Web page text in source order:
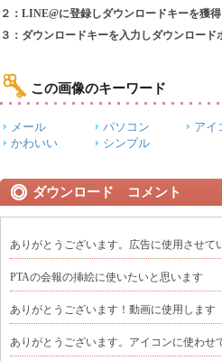
２：LINE@に登録しダウンロードキーを獲得
３：ダウンロードキーを入力しダウンロード
この画像のキーワード
メール パソコン アイ
かわいい
シンプル
ダウンロード コメント
ありがとうございます。広告に使用させて
PTAの会報の挿絵に使いたいと思います
ありがとうございます！動画に使用します
ありがとうございます。アイコンに使わせ